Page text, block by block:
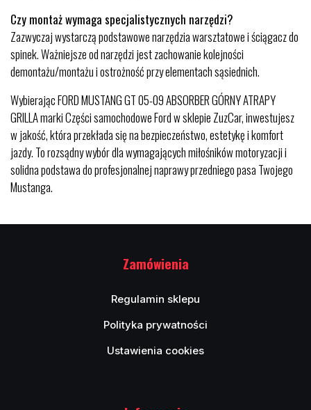
Czy montaż wymaga specjalistycznych narzędzi?
Zazwyczaj wystarczą podstawowe narzędzia warsztatowe i ściągacz do
spinek. Ważniejsze od narzędzi jest zachowanie kolejności
demontażu/montażu i ostrożność przy elementach sąsiednich.
Wybierając FORD MUSTANG GT 05-09 ABSORBER GÓRNY ATRAPY
GRILLA marki Części samochodowe Ford w sklepie ZuzCar, inwestujesz
w jakość, która przekłada się na bezpieczeństwo, estetykę i komfort
jazdy. To rozsądny wybór dla wymagających miłośników motoryzacji i
solidna podstawa do profesjonalnej naprawy przedniego pasa Twojego
Mustanga.
Zamówienia
Regulamin sklepu
Polityka prywatności
Ustawienia cookies